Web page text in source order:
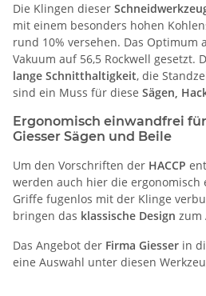
Die Klingen dieser
mit einem besonders hohen
rund 10% versehen. Das Optimum
Vakuum auf 56,5 Rockwell gesetzt.
lange Schnitthaltigkeit, die
sind ein Muss für diese Sägen,
Ergonomisch einwandfrei
Giesser Sägen und Beile
Um den Vorschriften der HACCP
werden auch hier die
Griffe fugenlos mit der Klinge
bringen das klassische Design zum
Das Angebot der Firma Giesser in
eine Auswahl unter diesen